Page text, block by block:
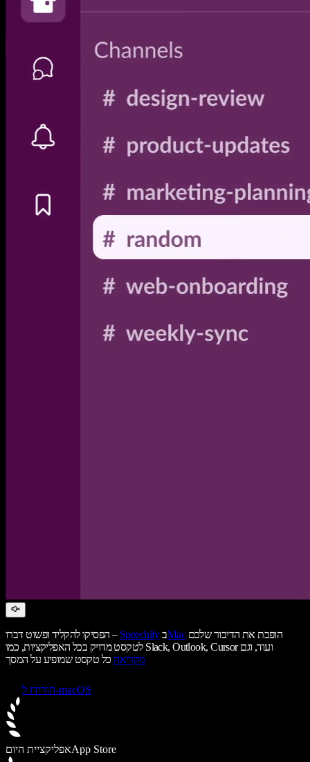
הפסיקו להקליד ופשוט דברו – Speechify בMacהופכת את הדיבור שלכם
לטקסט מדויק בכל האפליקציות, כמו Slack, Outlook, Cursor ועוד, וגם
מקריאהכל טקסט שמופיע על המסך
הורידו ל-macOS
אפליקציית היוםApp Store